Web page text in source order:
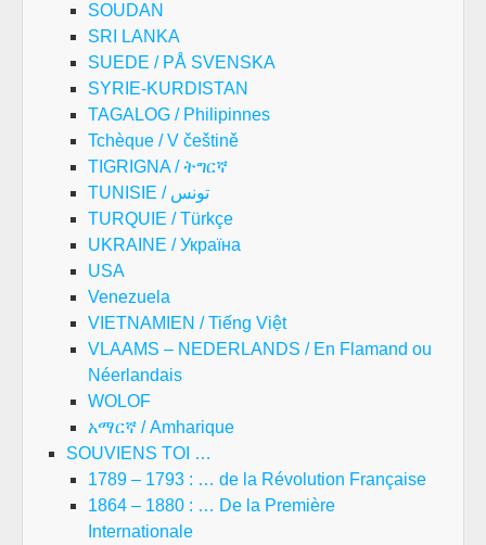
SOUDAN
SRI LANKA
SUEDE / PÅ SVENSKA
SYRIE-KURDISTAN
TAGALOG / Philipinnes
Tchèque / V češtině
TIGRIGNA / ትግርኛ
TUNISIE / تونس
TURQUIE / Türkçe
UKRAINE / Україна
USA
Venezuela
VIETNAMIEN / Tiếng Việt
VLAAMS – NEDERLANDS / En Flamand ou
Néerlandais
WOLOF
አማርኛ / Amharique
SOUVIENS TOI …
1789 – 1793 : … de la Révolution Française
1864 – 1880 : … De la Première
Internationale